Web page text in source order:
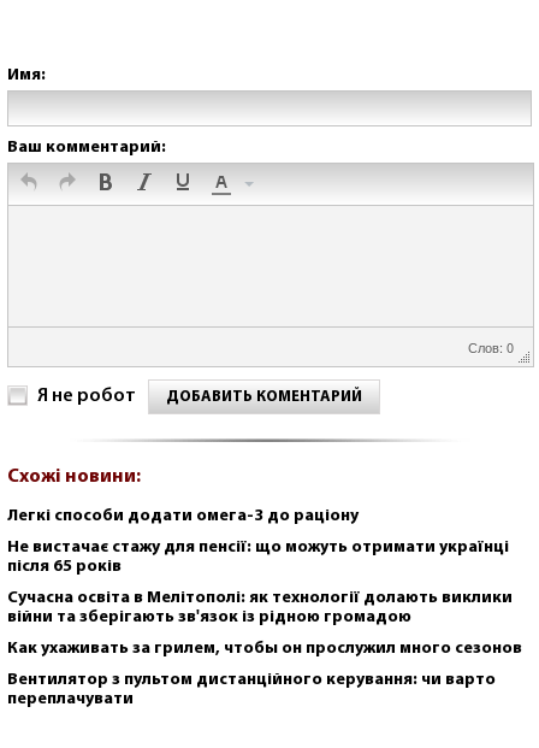
Имя:
Ваш комментарий:
Слов: 0
Я не робот ДОБАВИТЬ КОМЕНТАРИЙ
Схожі новини:
Легкі способи додати омега-3 до раціону
Не вистачає стажу для пенсії: що можуть отримати українці
після 65 років
Сучасна освіта в Мелітополі: як технології долають виклики
війни та зберігають зв'язок із рідною громадою
Как ухаживать за грилем, чтобы он прослужил много сезонов
Вентилятор з пультом дистанційного керування: чи варто
переплачувати